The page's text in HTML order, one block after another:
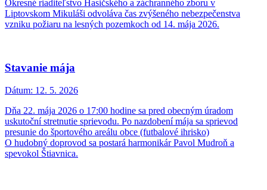
Okresné riaditeľstvo Hasičského a záchranného zboru v
Liptovskom Mikuláši odvoláva čas zvýšeného nebezpečenstva
vzniku požiaru na lesných pozemkoch od 14. mája 2026.
Stavanie mája
Dátum: 12. 5. 2026
Dňa 22. mája 2026 o 17:00 hodine sa pred obecným úradom
uskutoční stretnutie sprievodu. Po nazdobení mája sa sprievod
presunie do športového areálu obce (futbalové ihrisko)
O hudobný doprovod sa postará harmonikár Pavol Mudroň a
spevokol Štiavnica.